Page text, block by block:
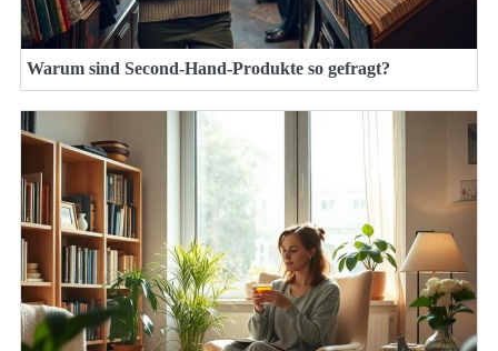
Warum sind Second-Hand-Produkte so gefragt?